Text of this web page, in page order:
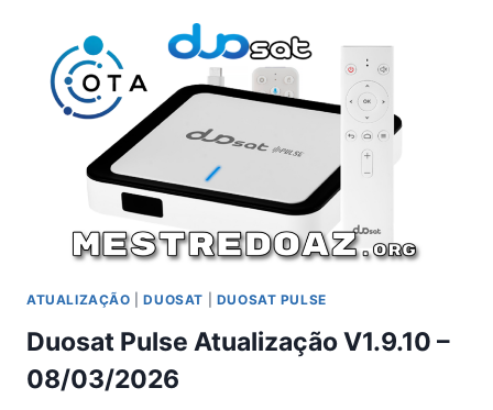
–
09/04/2026
ATUALIZAÇÃO |DUOSAT DUOSAT PULSE
Duosat Pulse Atualização V1.9.10 –
08/03/2026